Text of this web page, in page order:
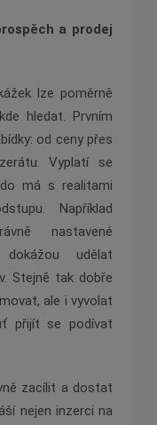
a prodej
lze poměrně
hledat. Prvním
od ceny přes
Vyplatí se
má s realitami
Například
nastavené
udělat
Stejně tak dobře
ale i vyvolat
přijít se podívat
zacílit a dostat
nejen inzerci na